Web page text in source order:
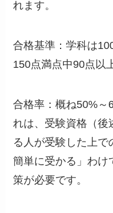
れます。
合格基準：学科は
150点満点中90点以
合格率：概ね50%～
れは、受験資格（後
る人が受験した上で
簡単に受かる」わけ
策が必要です。